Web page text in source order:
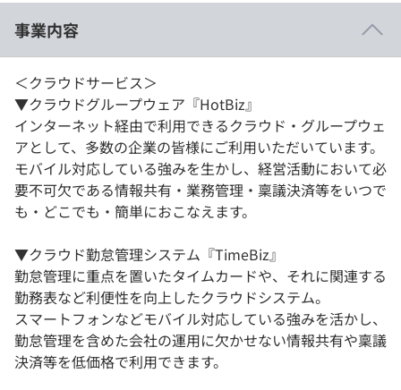
事業内容
＜クラウドサービス＞
▼クラウドグループウェア『HotBiz』
インターネット経由で利用できるクラウド・グループウェ
アとして、多数の企業の皆様にご利用いただいています。
モバイル対応している強みを生かし、経営活動において必
要不可欠である情報共有・業務管理・稟議決済等をいつで
も・どこでも・簡単におこなえます。
▼クラウド勤怠管理システム『TimeBiz』
勤怠管理に重点を置いたタイムカードや、それに関連する
勤務表など利便性を向上したクラウドシステム。
スマートフォンなどモバイル対応している強みを活かし、
勤怠管理を含めた会社の運用に欠かせない情報共有や稟議
決済等を低価格で利用できます。